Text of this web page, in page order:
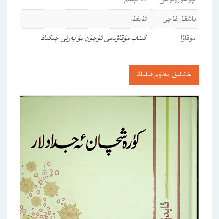
باشقۇرغۇچى
ئۇيغۇر
مۇقاۋا
كىتاب مۇقاۋىسى ئۈچۈن بۇ يەرنى چىكىڭ
خاتالىق مەلۇم قىلىڭ